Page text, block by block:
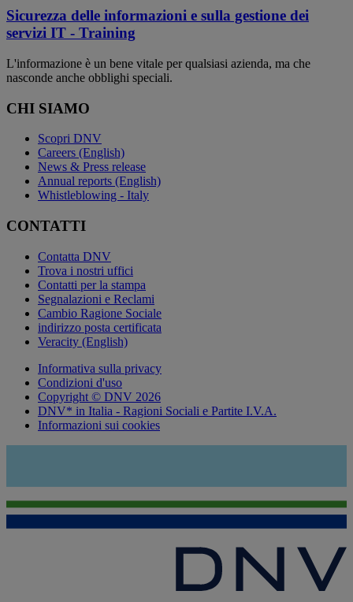
Sicurezza delle informazioni e sulla gestione dei
servizi IT - Training
L'informazione è un bene vitale per qualsiasi azienda, ma che
nasconde anche obblighi speciali.
CHI SIAMO
Scopri DNV
Careers (English)
News & Press release
Annual reports (English)
Whistleblowing - Italy
CONTATTI
Contatta DNV
Trova i nostri uffici
Contatti per la stampa
Segnalazioni e Reclami
Cambio Ragione Sociale
indirizzo posta certificata
Veracity (English)
Informativa sulla privacy
Condizioni d'uso
Copyright © DNV 2026
DNV* in Italia - Ragioni Sociali e Partite I.V.A.
Informazioni sui cookies